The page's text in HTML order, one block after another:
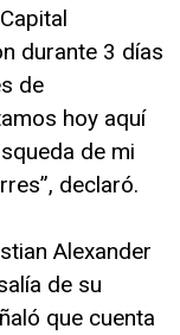
durante 3 días
de
hoy aquí
de mi
declaró.
Alexander
de su
que cuenta